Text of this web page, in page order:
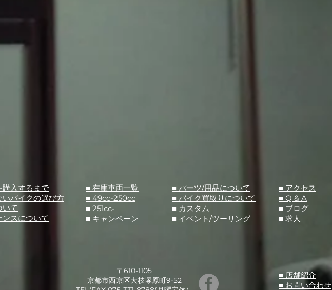
購入するまで
いバイクの選び方
いて
スについて
■ 在庫車両一覧
■ 49cc-250cc
■ 251cc-
■ キャンペーン
■ パーツ/用品について
​■ バイク買取りについて
​■ カスタム
​■ イベント/ツーリング
〒610-1105
京都市西京区大枝塚原町9-52
​■ アクセス
■ Q & A
​■ ブログ
​■ 求人
​■ 店舗紹介
■ お問い合わせ